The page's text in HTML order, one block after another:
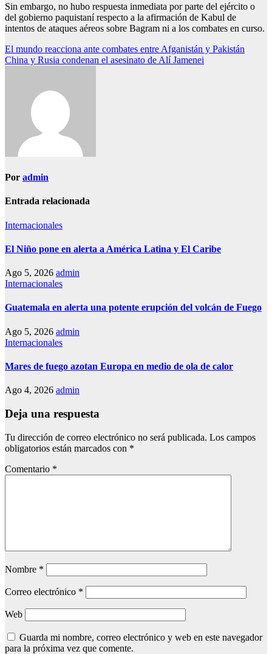
Sin embargo, no hubo respuesta inmediata por parte del ejército o
del gobierno paquistaní respecto a la afirmación de Kabul de
intentos de ataques aéreos sobre Bagram ni a los combates en curso.
Navegación
de
El mundo reacciona ante combates entre Afganistán y Pakistán
China y Rusia condenan el asesinato de Alí Jamenei
Por admin
Entrada relacionada
Internacionales
El Niño pone en alerta a América Latina y El Caribe
Ago 5, 2026 admin
Internacionales
Guatemala en alerta una potente erupción del volcán de Fuego
Ago 5, 2026 admin
Internacionales
Mares de fuego azotan Europa en medio de ola de calor
Ago 4, 2026 admin
Deja una respuesta
Tu dirección de correo electrónico no será publicada. Los campos
obligatorios están marcados con *
Comentario *
Nombre *
Correo electrónico *
Web
Guarda mi nombre, correo electrónico y web en este navegador
para la próxima vez que comente.